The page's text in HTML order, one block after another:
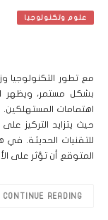
علوم وتكنولوجيا
مع تطور التكنولوجيا
بشكل مستمر، ويظهر
حيث يتزايد التركيز على
للتقنيات الحديثة. في
المتوقع أن تؤثر على
CONTINUE READING